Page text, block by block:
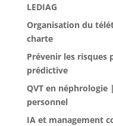
LEDIAG
Organisation du
charte
Prévenir les risques
prédictive
QVT en
personnel
IA et management